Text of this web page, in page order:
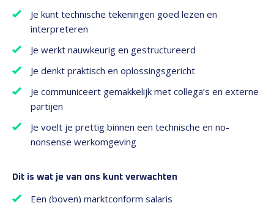
Je kunt technische tekeningen goed lezen en
interpreteren
Je werkt nauwkeurig en gestructureerd
Je denkt praktisch en oplossingsgericht
Je communiceert gemakkelijk met collega’s en externe
partijen
Je voelt je prettig binnen een technische en no-
nonsense werkomgeving
Dit is wat je van ons kunt verwachten
Een (boven) marktconform salaris